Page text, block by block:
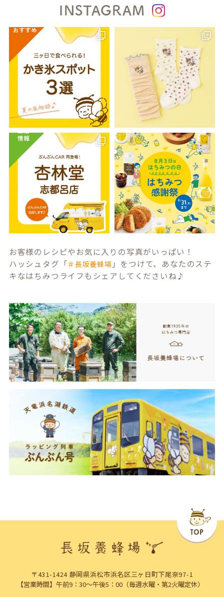
INSTAGRAM
お客様のレシピやお気に入りの写真がいっぱい！
ハッシュタグ「＃長坂養蜂場 」をつけて、あなたのステ
キなはちみつライフもシェアしてくださいね♪
〒431-1424 静岡県浜松市浜名区三ヶ日町下尾奈97-1
【営業時間】午前9：30～午後5：00（毎週水曜・第2火曜定休）